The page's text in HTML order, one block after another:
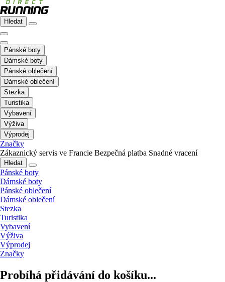
Hledat
Pánské boty
Dámské boty
Pánské oblečení
Dámské oblečení
Stezka
Turistika
Vybavení
Výživa
Výprodej
Značky
Zákaznický servis ve Francie Bezpečná platba Snadné vracení
Hledat
Pánské boty
Dámské boty
Pánské oblečení
Dámské oblečení
Stezka
Turistika
Vybavení
Výživa
Výprodej
Značky
Probíhá přidávání do košíku...